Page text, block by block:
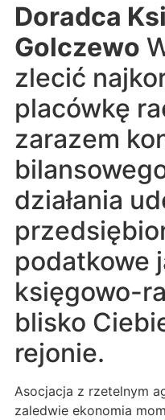
Doradca
Golczewo
zlecić
placówkę
zarazem
działania
podatkowe
księgowo-
blisko
rejonie.
Asocjacja z rzetelnym
zaledwie ekonomia